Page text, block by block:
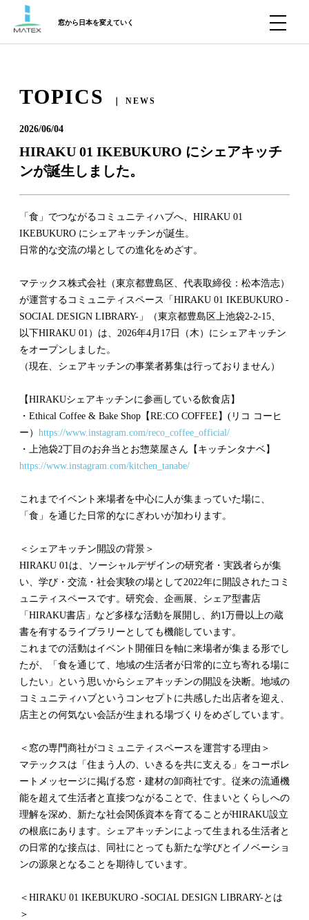
窓から日本を変えていく
TOPICS ｜ NEWS
2026/06/04
HIRAKU 01 IKEBUKURO にシェアキッチ
ンが誕生しました。
「食」でつながるコミュニティハブへ、HIRAKU 01
IKEBUKURO にシェアキッチンが誕生。
日常的な交流の場としての進化をめざす。
マテックス株式会社（東京都豊島区、代表取締役：松本浩志）
が運営するコミュニティスペース「HIRAKU 01 IKEBUKURO -
SOCIAL DESIGN LIBRARY-」（東京都豊島区上池袋2-2-15、
以下HIRAKU 01）は、2026年4月17日（木）にシェアキッチン
をオープンしました。
（現在、シェアキッチンの事業者募集は行っておりません）
【HIRAKUシェアキッチンに参画している飲食店】
・Ethical Coffee & Bake Shop【RE:CO COFFEE】(リコ コーヒ
ー） https://www.instagram.com/reco_coffee_official/
・上池袋2丁目のお弁当とお惣菜屋さん【キッチンタナベ】
https://www.instagram.com/kitchen_tanabe/
これまでイベント来場者を中心に人が集まっていた場に、
「食」を通じた日常的なにぎわいが加わります。
＜シェアキッチン開設の背景＞
HIRAKU 01は、ソーシャルデザインの研究者・実践者らが集
い、学び・交流・社会実験の場として2022年に開設されたコミ
ュニティスペースです。研究会、企画展、シェア型書店
「HIRAKU書店」など多様な活動を展開し、約1万冊以上の蔵
書を有するライブラリーとしても機能しています。
これまでの活動はイベント開催日を軸に来場者が集まる形でし
たが、「食を通じて、地域の生活者が日常的に立ち寄れる場に
したい」という思いからシェアキッチンの開設を決断。地域の
コミュニティハブというコンセプトに共感した出店者を迎え、
店主との何気ない会話が生まれる場づくりをめざしています。
＜窓の専門商社がコミュニティスペースを運営する理由＞
マテックスは「住まう人の、いきるを共に支える」をコーポレ
ートメッセージに掲げる窓・建材の卸商社です。従来の流通機
能を超えて生活者と直接つながることで、住まいとくらしへの
理解を深め、新たな社会関係資本を育てることがHIRAKU設立
の根底にあります。シェアキッチンによって生まれる生活者と
の日常的な接点は、同社にとっても新たな学びとイノベーショ
ンの源泉となることを期待しています。
＜HIRAKU 01 IKEBUKURO -SOCIAL DESIGN LIBRARY-とは
＞